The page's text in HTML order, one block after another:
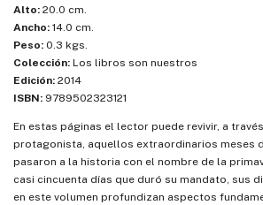
Alto: 20.0 cm.
Ancho: 14.0 cm.
Peso: 0.3 kgs.
Colección: Los libros son nuestros
Edición: 2014
ISBN: 9789502323121
En estas páginas el lector puede revivir, a
protagonista, aquellos extraordinarios meses
pasaron a la historia con el nombre de la
casi cincuenta días que duró su mandato, sus
en este volumen profundizan aspectos